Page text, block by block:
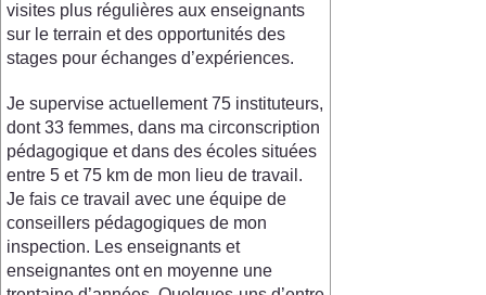
visites plus régulières aux enseignants
sur le terrain et des opportunités des
stages pour échanges d’expériences.
Je supervise actuellement 75 instituteurs,
dont 33 femmes, dans ma circonscription
pédagogique et dans des écoles situées
entre 5 et 75 km de mon lieu de travail.
Je fais ce travail avec une équipe de
conseillers pédagogiques de mon
inspection. Les enseignants et
enseignantes ont en moyenne une